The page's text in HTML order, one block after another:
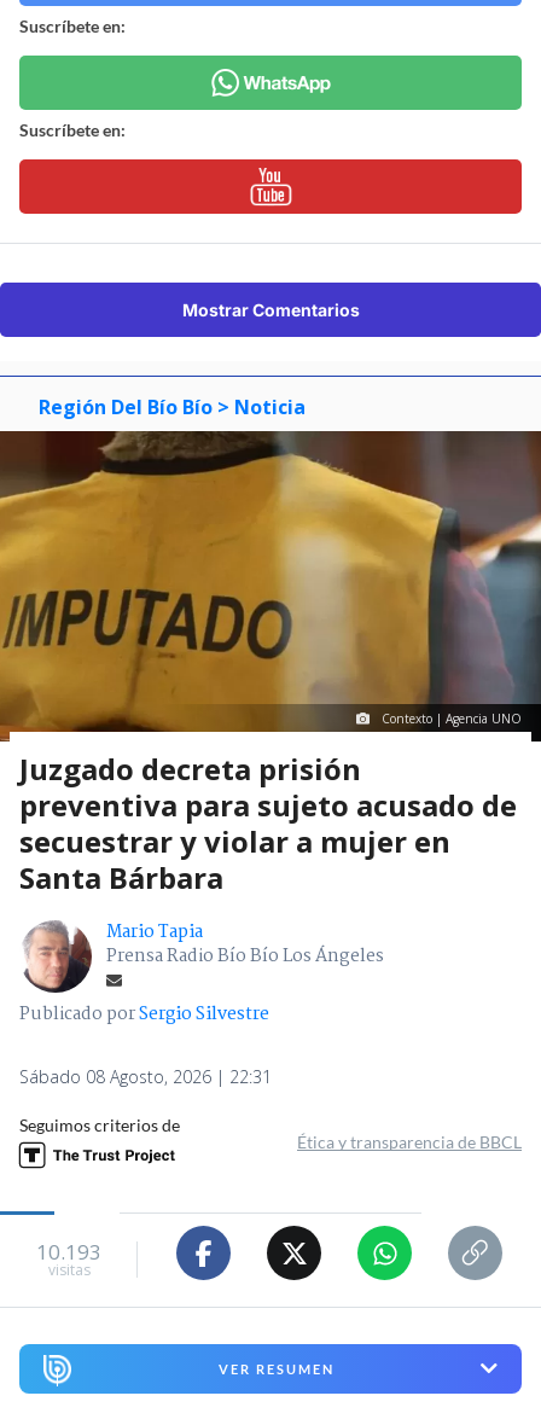
Suscríbete en:
Suscríbete en:
Mostrar Comentarios
Región Del Bío Bío > Noticia
Contexto | Agencia UNO
Juzgado decreta prisión
preventiva para sujeto acusado de
secuestrar y violar a mujer en
Santa Bárbara
Mario Tapia
Prensa Radio Bío Bío Los Ángeles
Publicado porSergio Silvestre
Sábado 08 Agosto, 2026 | 22:31
Seguimos criterios de
Ética y transparencia de BBCL
10.193
visitas
VER RESUMEN